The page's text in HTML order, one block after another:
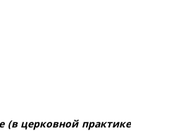
(в церковной практике